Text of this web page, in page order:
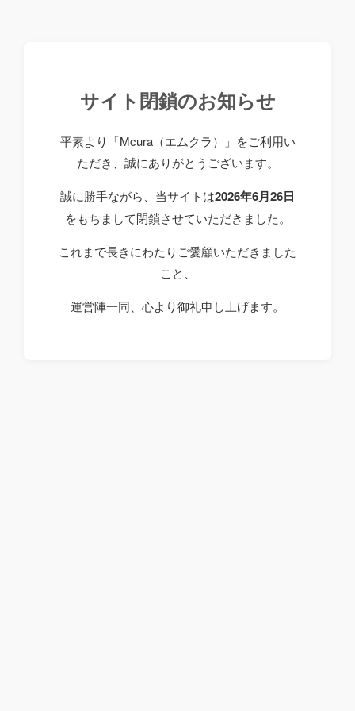
サイト閉鎖のお知らせ
平素より「Mcura（エムクラ）」をご利用い
ただき、誠にありがとうございます。
誠に勝手ながら、当サイトは2026年6月26日
をもちまして閉鎖させていただきました。
これまで長きにわたりご愛顧いただきました
こと、
運営陣一同、心より御礼申し上げます。